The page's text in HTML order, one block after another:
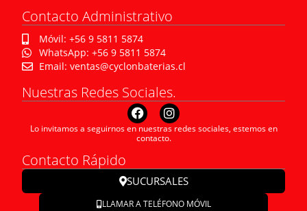
Contacto Administrativo
Móvil: +56 9 5811 5874
WhatsApp: +56 9 5811 5874
Email: ventas@cyclonbaterias.cl
Nuestras Redes Sociales.
Lo invitamos a seguirnos en nuestras redes sociales, estemos en
contacto.
Contacto Rápido
SUCURSALES
LLAMAR A TELÉFONO MÓVIL